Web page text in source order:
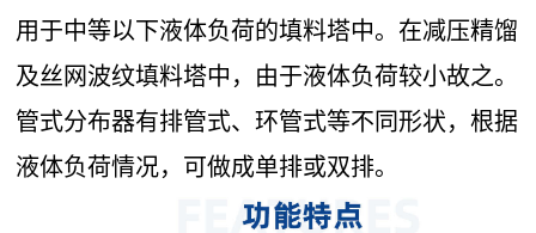
用于中等以下液体负荷的填料塔中。在减压精馏
及丝网波纹填料塔中，由于液体负荷较小故之。
管式分布器有排管式、环管式等不同形状，根据
液体负荷情况，可做成单排或双排。